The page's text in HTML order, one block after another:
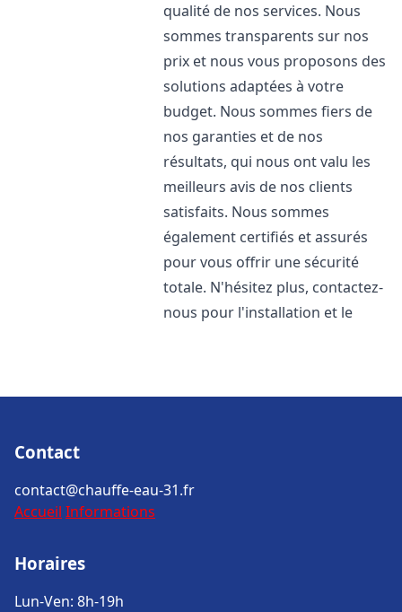
qualité de nos services. Nous
sommes transparents sur nos
prix et nous vous proposons des
solutions adaptées à votre
budget. Nous sommes fiers de
nos garanties et de nos
résultats, qui nous ont valu les
meilleurs avis de nos clients
satisfaits. Nous sommes
également certifiés et assurés
pour vous offrir une sécurité
totale. N'hésitez plus, contactez-
nous pour l'installation et le
Contact
contact@chauffe-eau-31.fr
Accueil Informations
Horaires
Lun-Ven: 8h-19h